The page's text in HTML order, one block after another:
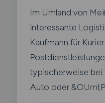
Im Umland von
interessante
Kaufmann für
typischerweise
Auto oder